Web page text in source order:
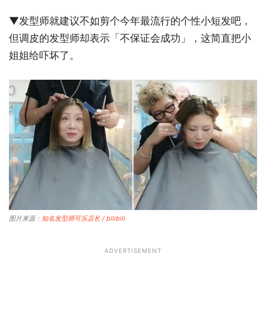
▼发型师就建议不如剪个今年最流行的个性小短发吧，
但调皮的发型师却表示「不保证会成功」，这简直把小
姐姐给吓坏了。
图片来源： 知名发型师可乐店长 / bilibili
ADVERTISEMENT